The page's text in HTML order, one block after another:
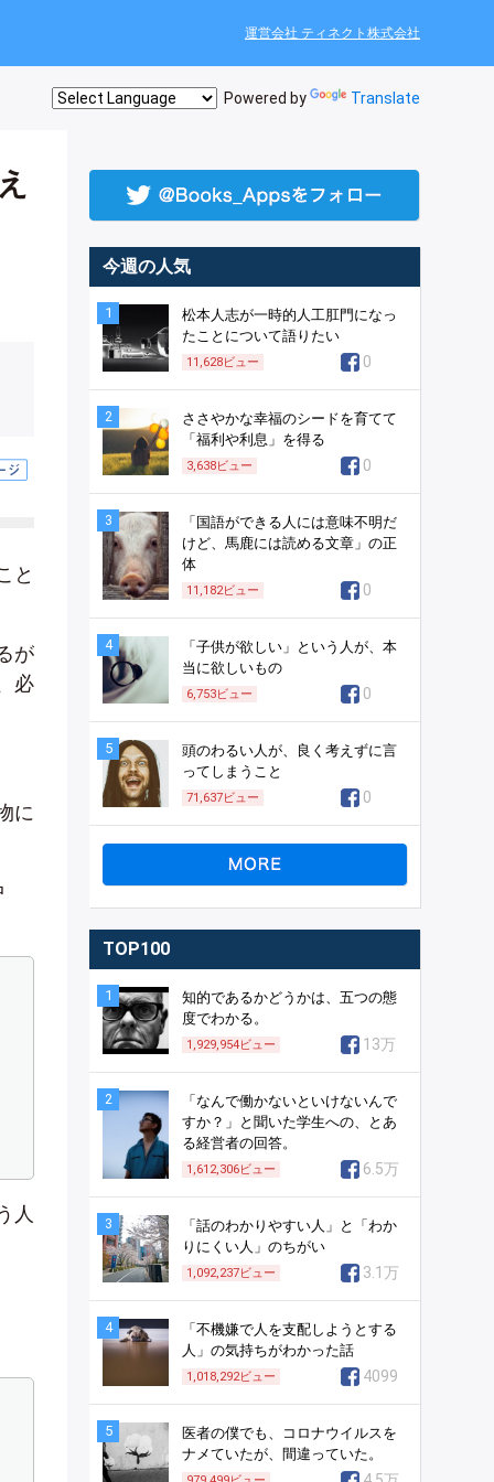
運営会社 ティネクト株式会社
Powered by Translate
と
が
必
に
人
今週の人気
1
松本人志が一時的人工肛門になっ
たことについて語りたい
11,628ビュー 0
2
ささやかな幸福のシードを育てて
「福利や利息」を得る
3,638ビュー 0
3
「国語ができる人には意味不明だ
けど、馬鹿には読める文章」の正
体
11,182ビュー 0
4
「子供が欲しい」という人が、本
当に欲しいもの
6,753ビュー 0
5
頭のわるい人が、良く考えずに言
ってしまうこと
71,637ビュー 0
TOP100
1
知的であるかどうかは、五つの態
度でわかる。
1,929,954ビュー 13万
2
「なんで働かないといけないんで
すか？」と聞いた学生への、とあ
る経営者の回答。
1,612,306ビュー 6.5万
3
「話のわかりやすい人」と「わか
りにくい人」のちがい
1,092,237ビュー 3.1万
4
「不機嫌で人を支配しようとする
人」の気持ちがわかった話
1,018,292ビュー 4099
5
医者の僕でも、コロナウイルスを
ナメていたが、間違っていた。